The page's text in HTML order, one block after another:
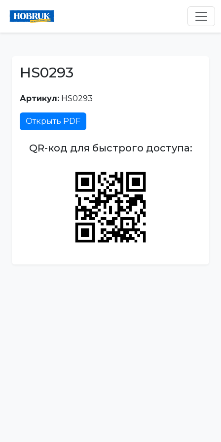
HS0293
Артикул: HS0293
Открыть PDF
QR-код для быстрого доступа: